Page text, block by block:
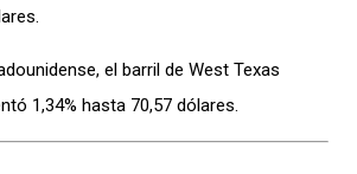
el barril de West Texas
1,34% hasta 70,57 dólares.